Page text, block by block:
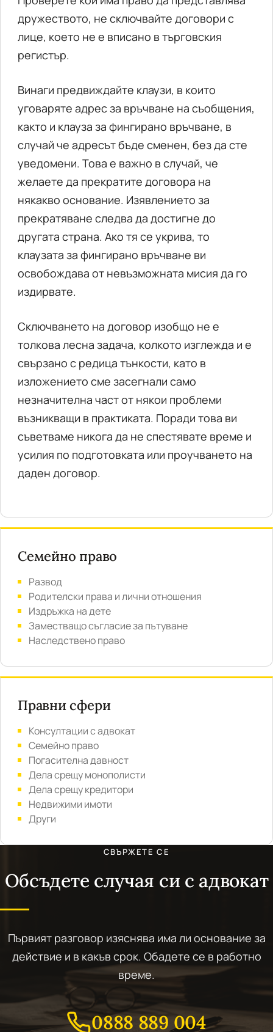
дружеството, не сключвайте договори с
лице, което не е вписано в търговския
регистър.
Винаги предвиждайте клаузи, в които
уговаряте адрес за връчване на съобщения,
както и клауза за фингирано връчване, в
случай че адресът бъде сменен, без да сте
уведомени. Това е важно в случай, че
желаете да прекратите договора на
някакво основание. Изявлението за
прекратяване следва да достигне до
другата страна. Ако тя се укрива, то
клаузата за фингирано връчване ви
освобождава от невъзможната мисия да го
издирвате.
Сключването на договор изобщо не е
толкова лесна задача, колкото изглежда и е
свързано с редица тънкости, като в
изложението сме засегнали само
незначителна част от някои проблеми
възникващи в практиката. Поради това ви
съветваме никога да не спестявате време и
усилия по подготовката или проучването на
даден договор.
Семейно право
Развод
Родителски права и лични отношения
Издръжка на дете
Заместващо съгласие за пътуване
Наследствено право
Правни сфери
Консултации с адвокат
Семейно право
Погасителна давност
Дела срещу монополисти
Дела срещу кредитори
Недвижими имоти
Други
СВЪРЖЕТЕ СЕ
Обсъдете случая си с адвокат
Първият разговор изяснява има ли основание за
действие и в какъв срок. Обадете се в работно
време.
0888 889 004